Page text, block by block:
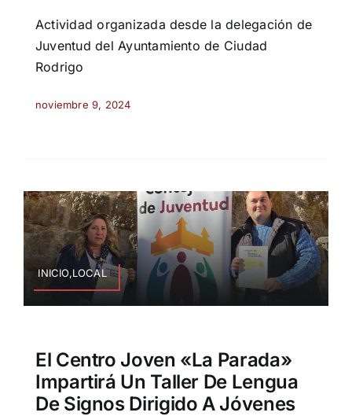
Actividad organizada desde la delegación de
Juventud del Ayuntamiento de Ciudad
Rodrigo
noviembre 9, 2024
INICIO,LOCAL
El Centro Joven «La Parada»
Impartirá Un Taller De Lengua
De Signos Dirigido A Jóvenes